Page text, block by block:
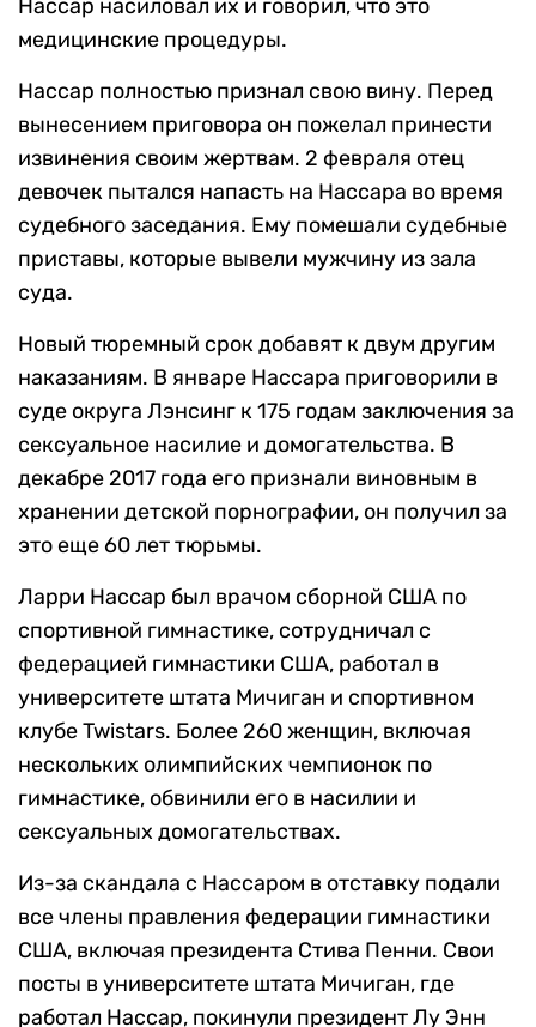
Нассар насиловал их и говорил, что это
медицинские процедуры.
Нассар полностью признал свою вину. Перед
вынесением приговора он пожелал принести
извинения своим жертвам. 2 февраля отец
девочек пытался напасть на Нассара во время
судебного заседания. Ему помешали судебные
приставы, которые вывели мужчину из зала
суда.
Новый тюремный срок добавят к двум другим
наказаниям. В январе Нассара приговорили в
суде округа Лэнсинг к 175 годам заключения за
сексуальное насилие и домогательства. В
декабре 2017 года его признали виновным в
хранении детской порнографии, он получил за
это еще 60 лет тюрьмы.
Ларри Нассар был врачом сборной США по
спортивной гимнастике, сотрудничал с
федерацией гимнастики США, работал в
университете штата Мичиган и спортивном
клубе Twistars. Более 260 женщин, включая
нескольких олимпийских чемпионок по
гимнастике, обвинили его в насилии и
сексуальных домогательствах.
Из-за скандала с Нассаром в отставку подали
все члены правления федерации гимнастики
США, включая президента Стива Пенни. Свои
посты в университете штата Мичиган, где
работал Нассар, покинули президент Лу Энн